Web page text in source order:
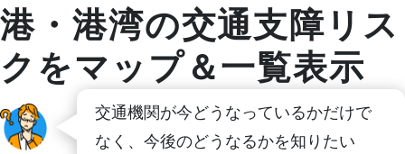
象
気象
災）
流
象
エ
ネ
ル
ギ
ー
気
象
ダム
港・港湾の交通支障リス
クをマップ＆一覧表示
交通機関が今どうなっているかだけで
なく、今後のどうなるかを知りたい